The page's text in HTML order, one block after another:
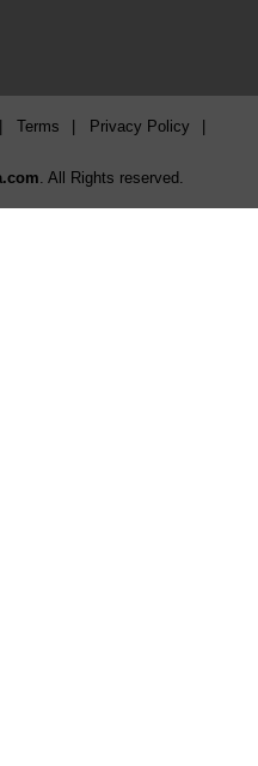
Terms Privacy Policy
. All Rights reserved.